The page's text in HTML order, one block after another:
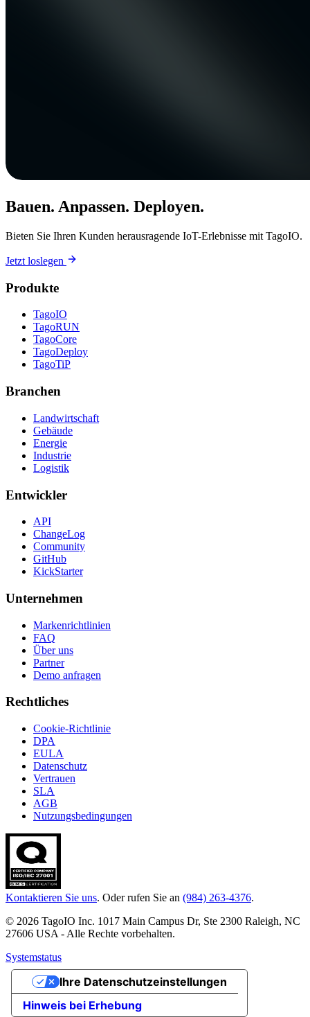
Bauen. Anpassen. Deployen.
Bieten Sie Ihren Kunden herausragende IoT-Erlebnisse mit TagoIO.
Jetzt loslegen
Produkte
TagoIO
TagoRUN
TagoCore
TagoDeploy
TagoTiP
Branchen
Landwirtschaft
Gebäude
Energie
Industrie
Logistik
Entwickler
API
ChangeLog
Community
GitHub
KickStarter
Unternehmen
Markenrichtlinien
FAQ
Über uns
Partner
Demo anfragen
Rechtliches
Cookie-Richtlinie
DPA
EULA
Datenschutz
Vertrauen
SLA
AGB
Nutzungsbedingungen
Kontaktieren Sie uns. Oder rufen Sie an (984) 263-4376.
© 2026 TagoIO Inc. 1017 Main Campus Dr, Ste 2300 Raleigh, NC
27606 USA - Alle Rechte vorbehalten.
Systemstatus
Hinweis bei Erhebung
Ihre Datenschutzeinstellungen